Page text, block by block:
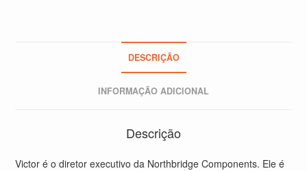
DESCRIÇÃO
INFORMAÇÃO ADICIONAL
Descrição
Victor é o diretor executivo da Northbridge Components. Ele é